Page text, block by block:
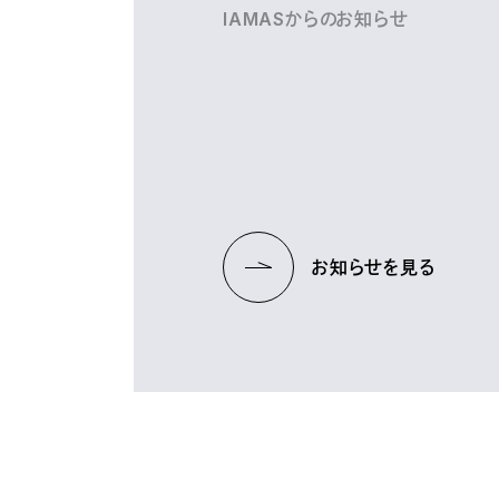
IAMASからのお知らせ
お知らせを見る